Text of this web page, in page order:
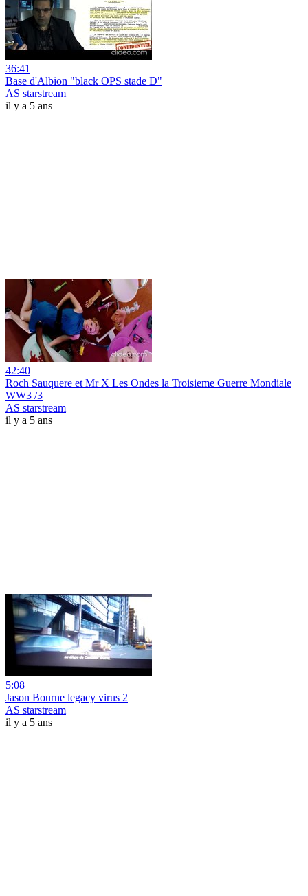
36:41
Base d'Albion "black OPS stade D"
AS starstream
il y a 5 ans
42:40
Roch Sauquere et Mr X Les Ondes la Troisieme Guerre Mondiale
WW3 /3
AS starstream
il y a 5 ans
5:08
Jason Bourne legacy virus 2
AS starstream
il y a 5 ans